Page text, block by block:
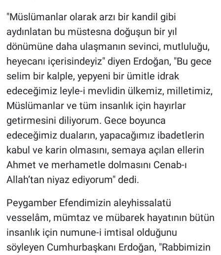
"Müslümanlar olarak arzı bir kandil gibi
aydınlatan bu müstesna doğuşun bir yıl
dönümüne daha ulaşmanın sevinci, mutluluğu,
heyecanı içerisindeyiz" diyen Erdoğan, "Bu gece
selim bir kalple, yepyeni bir ümitle idrak
edeceğimiz leyle-i mevlidin ülkemiz, milletimiz,
Müslümanlar ve tüm insanlık için hayırlar
getirmesini diliyorum. Gece boyunca
edeceğimiz duaların, yapacağımız ibadetlerin
kabul ve karin olmasını, semaya açılan ellerin
Ahmet ve merhametle dolmasını Cenab-ı
Allah’tan niyaz ediyorum" dedi.
Peygamber Efendimizin aleyhissalatü
vesselâm, mümtaz ve mübarek hayatının bütün
insanlık için numune-i imtisal olduğunu
söyleyen Cumhurbaşkanı Erdoğan, "Rabbimizin